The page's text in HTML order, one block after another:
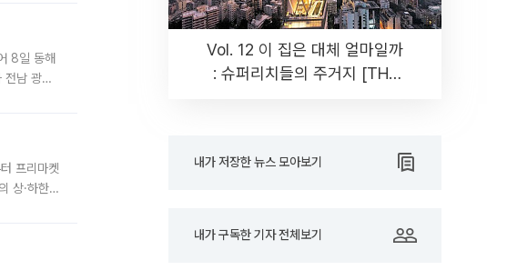
8일 동해
전남 광양
프리마켓
상·하한
Vol. 12 이 집은 대체 얼마일까
: 슈퍼리치들의 주거지 [THE
내가 저장한 뉴스 모아보기
내가 구독한 기자 전체보기